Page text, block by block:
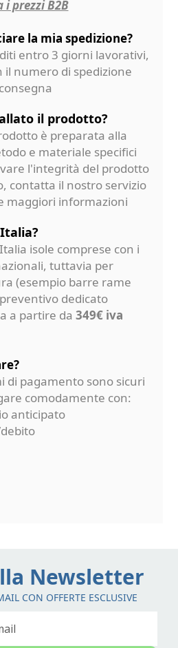
i prezzi B2B
la mia spedizione?
entro 3 giorni lavorativi,
il numero di spedizione
il prodotto?
è preparata alla
e materiale specifici
l'integrità del prodotto
contatta il nostro servizio
maggiori informazioni
isole comprese con i
tuttavia per
(esempio barre rame
dedicato
a partire da 349€ iva
di pagamento sono sicuri
comodamente con:
anticipato
Newsletter
CON OFFERTE ESCLUSIVE